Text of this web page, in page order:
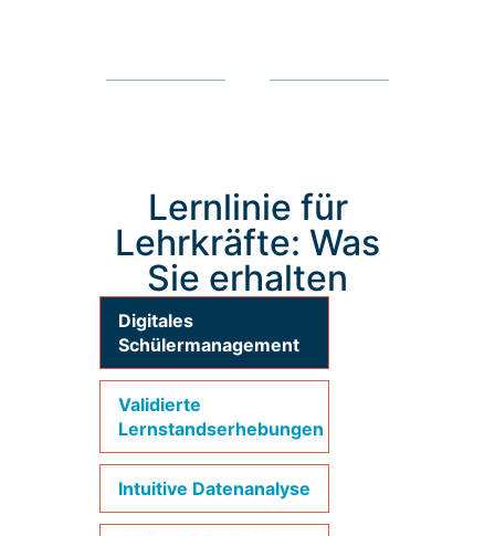
Lernlinie für
Lehrkräfte: Was
Sie erhalten
Digitales
Schülermanagement
Validierte
Lernstandserhebungen
Intuitive Datenanalyse